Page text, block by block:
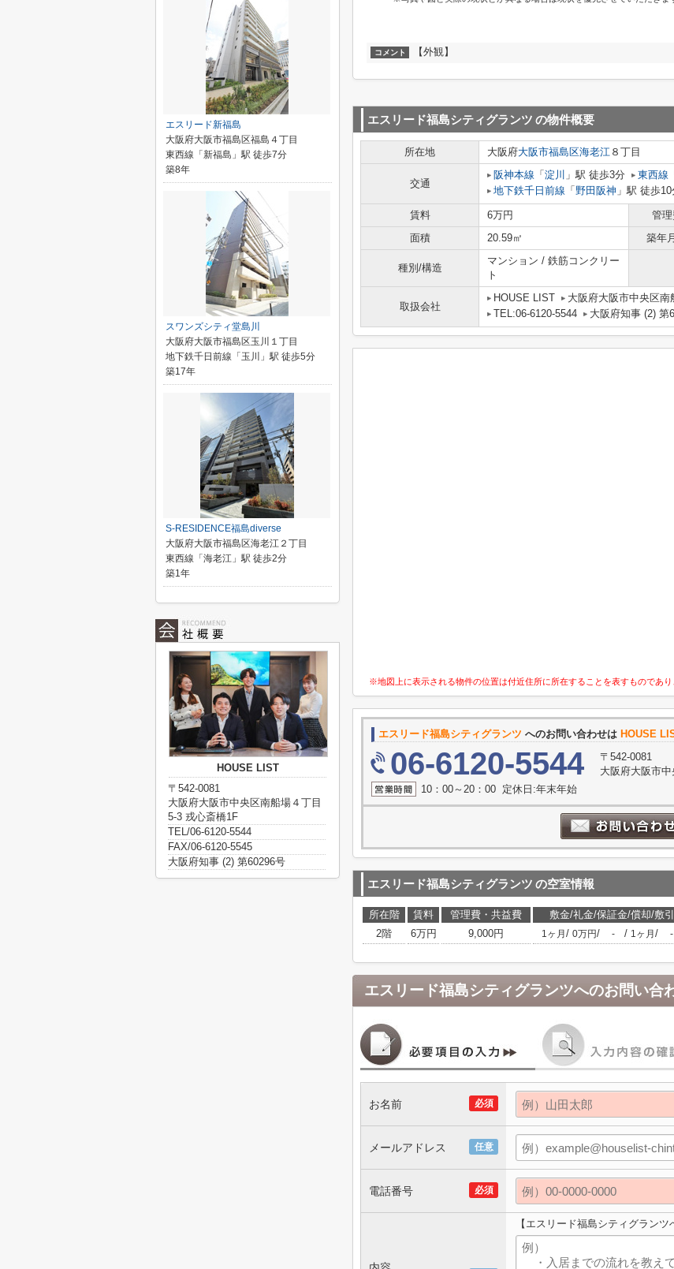
コメント 【外観】
エスリード福島シティグランツ の物件概要
所在地 大阪府大阪市福島区海老江 ８丁目
交通
阪神本線 「 淀川 」駅 徒歩3分 東西線
地下鉄千日前線 「 野田阪神 」駅 徒歩10
賃料 6万円 管
面積
20.59㎡ 築年
種別/構造
マンション / 鉄筋コンクリー
ト
取扱会社
HOUSE LIST
大阪府大阪市中央区
TEL:06-6120-5544
大阪府知事 (2) 第
※地図上に表示される物件の位置は付近住所に所在することを表すものであ
エスリード福島シティグランツ へのお問い合わせは HOUSE
06-6120-5544
〒542-0081
大阪府大阪市
10：00～20：00 定休日:年末年始
エスリード福島シティグランツ の空室情報
所在階 賃料 管理費・共益費 敷金/礼金/保証金/償却/敷引
2階
6万円 9,000円 1ヶ月 / 0万円/ - / 1ヶ月 / -
エスリード福島シティグランツへのお問い合
必須
お名前
任意
メールアドレス
必須
電話番号
【エスリード福島シティグランツ
エスリード新福島
大阪府大阪市福島区福島４丁目
東西線「新福島」駅 徒歩7分
築8年
スワンズシティ堂島川
大阪府大阪市福島区玉川１丁目
地下鉄千日前線「玉川」駅 徒歩5分
築17年
S-RESIDENCE福島diverse
大阪府大阪市福島区海老江２丁目
東西線「海老江」駅 徒歩2分
築1年
HOUSE LIST
〒542-0081
大阪府大阪市中央区南船場４丁目
5-3 戎心斎橋1F
TEL/06-6120-5544
FAX/06-6120-5545
大阪府知事 (2) 第60296号